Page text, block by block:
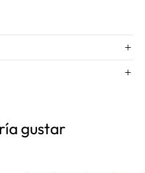
gustar